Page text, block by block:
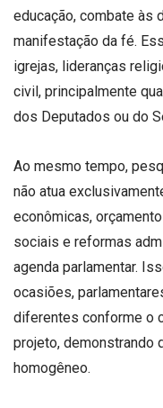
educação, combate às
manifestação da fé.
igrejas, lideranças
civil, principalmente
dos Deputados ou do
Ao mesmo tempo,
não atua
econômicas,
sociais e reformas
agenda parlamentar.
ocasiões,
diferentes conforme o
projeto, demonstrando
homogêneo.